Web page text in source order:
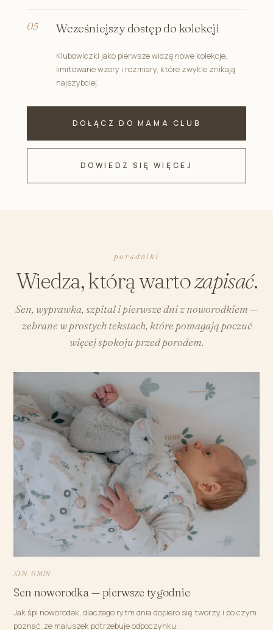
Wcześniejszy dostęp do kolekcji
Klubowiczki jako pierwsze widzą nowe kolekcje,
limitowane wzory i rozmiary, które zwykle znikają
najszybciej.
DOŁĄCZ DO MAMA CLUB
DOWIEDZ SIĘ WIĘCEJ
poradniki
Wiedza, którą wartozapisać.
Sen, wyprawka, szpital i pierwsze dni z noworodkiem —
zebrane w prostych tekstach, które pomagają poczuć
więcej spokoju przed porodem.
SEN · 6 MIN
Sen noworodka — pierwsze tygodnie
Jak śpi noworodek, dlaczego rytm dnia dopiero się tworzy i po czym
poznać, że maluszek potrzebuje odpoczynku.